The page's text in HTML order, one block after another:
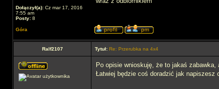
Dołączył(a): Cz mar 17, 2016
7:55 am
Posty: 8
Góra
Ralf2107 Tytuł: Re: Przerubka na 4x4
Po opisie wnioskuję, że to jakaś zabawka,
Łatwiej będzie coś doradzić jak napiszesz